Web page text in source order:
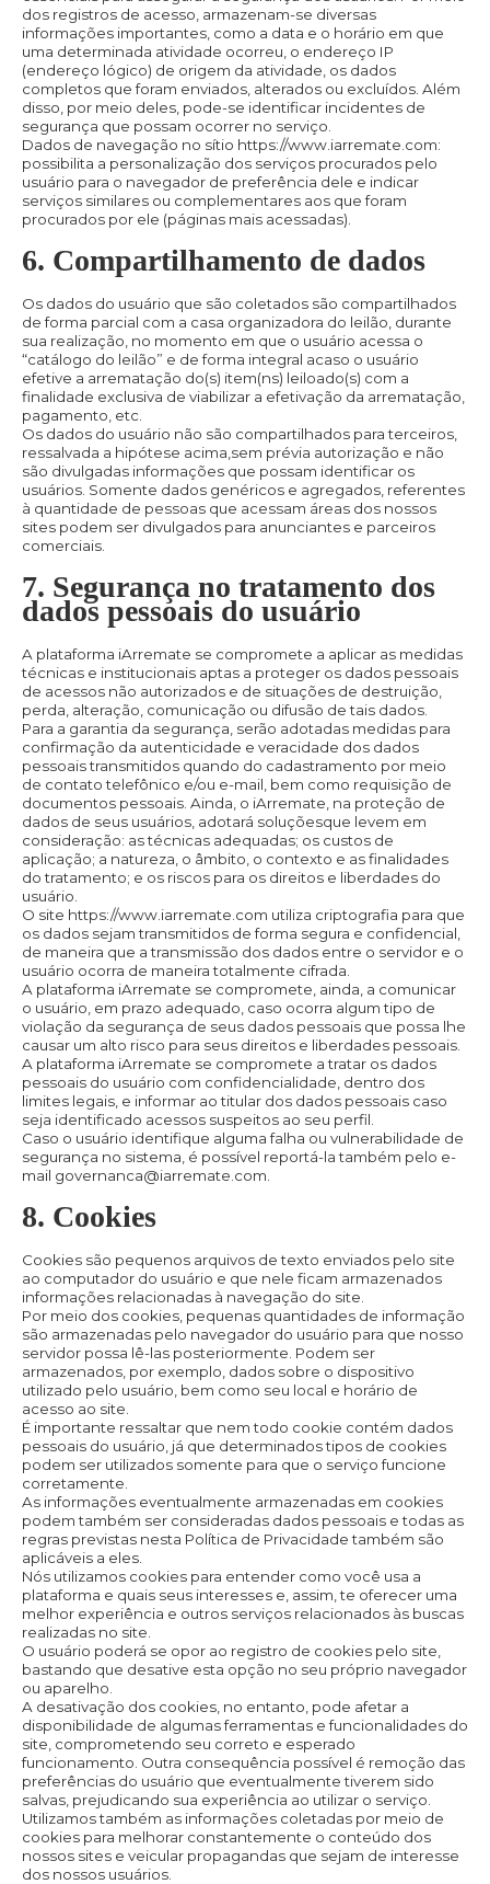
dos registros de acesso, armazenam-se diversas
informações importantes, como a data e o horário em que
uma determinada atividade ocorreu, o endereço IP
(endereço lógico) de origem da atividade, os dados
completos que foram enviados, alterados ou excluídos. Além
disso, por meio deles, pode-se identificar incidentes de
segurança que possam ocorrer no serviço.
Dados de navegação no sítio https://www.iarremate.com:
possibilita a personalização dos serviços procurados pelo
usuário para o navegador de preferência dele e indicar
serviços similares ou complementares aos que foram
procurados por ele (páginas mais acessadas).
6. Compartilhamento de dados
Os dados do usuário que são coletados são compartilhados
de forma parcial com a casa organizadora do leilão, durante
sua realização, no momento em que o usuário acessa o
“catálogo do leilão” e de forma integral acaso o usuário
efetive a arrematação do(s) item(ns) leiloado(s) com a
finalidade exclusiva de viabilizar a efetivação da arrematação,
pagamento, etc.
Os dados do usuário não são compartilhados para terceiros,
ressalvada a hipótese acima,sem prévia autorização e não
são divulgadas informações que possam identificar os
usuários. Somente dados genéricos e agregados, referentes
à quantidade de pessoas que acessam áreas dos nossos
sites podem ser divulgados para anunciantes e parceiros
comerciais.
7. Segurança no tratamento dos
dados pessoais do usuário
A plataforma iArremate se compromete a aplicar as medidas
técnicas e institucionais aptas a proteger os dados pessoais
de acessos não autorizados e de situações de destruição,
perda, alteração, comunicação ou difusão de tais dados.
Para a garantia da segurança, serão adotadas medidas para
confirmação da autenticidade e veracidade dos dados
pessoais transmitidos quando do cadastramento por meio
de contato telefônico e/ou e-mail, bem como requisição de
documentos pessoais. Ainda, o iArremate, na proteção de
dados de seus usuários, adotará soluçõesque levem em
consideração: as técnicas adequadas; os custos de
aplicação; a natureza, o âmbito, o contexto e as finalidades
do tratamento; e os riscos para os direitos e liberdades do
usuário.
O site https://www.iarremate.com utiliza criptografia para que
os dados sejam transmitidos de forma segura e confidencial,
de maneira que a transmissão dos dados entre o servidor e o
usuário ocorra de maneira totalmente cifrada.
A plataforma iArremate se compromete, ainda, a comunicar
o usuário, em prazo adequado, caso ocorra algum tipo de
violação da segurança de seus dados pessoais que possa lhe
causar um alto risco para seus direitos e liberdades pessoais.
A plataforma iArremate se compromete a tratar os dados
pessoais do usuário com confidencialidade, dentro dos
limites legais, e informar ao titular dos dados pessoais caso
seja identificado acessos suspeitos ao seu perfil.
Caso o usuário identifique alguma falha ou vulnerabilidade de
segurança no sistema, é possível reportá-la também pelo e-
mail governanca@iarremate.com.
8. Cookies
Cookies são pequenos arquivos de texto enviados pelo site
ao computador do usuário e que nele ficam armazenados
informações relacionadas à navegação do site.
Por meio dos cookies, pequenas quantidades de informação
são armazenadas pelo navegador do usuário para que nosso
servidor possa lê-las posteriormente. Podem ser
armazenados, por exemplo, dados sobre o dispositivo
utilizado pelo usuário, bem como seu local e horário de
acesso ao site.
É importante ressaltar que nem todo cookie contém dados
pessoais do usuário, já que determinados tipos de cookies
podem ser utilizados somente para que o serviço funcione
corretamente.
As informações eventualmente armazenadas em cookies
podem também ser consideradas dados pessoais e todas as
regras previstas nesta Política de Privacidade também são
aplicáveis a eles.
Nós utilizamos cookies para entender como você usa a
plataforma e quais seus interesses e, assim, te oferecer uma
melhor experiência e outros serviços relacionados às buscas
realizadas no site.
O usuário poderá se opor ao registro de cookies pelo site,
bastando que desative esta opção no seu próprio navegador
ou aparelho.
A desativação dos cookies, no entanto, pode afetar a
disponibilidade de algumas ferramentas e funcionalidades do
site, comprometendo seu correto e esperado
funcionamento. Outra consequência possível é remoção das
preferências do usuário que eventualmente tiverem sido
salvas, prejudicando sua experiência ao utilizar o serviço.
Utilizamos também as informações coletadas por meio de
cookies para melhorar constantemente o conteúdo dos
nossos sites e veicular propagandas que sejam de interesse
dos nossos usuários.